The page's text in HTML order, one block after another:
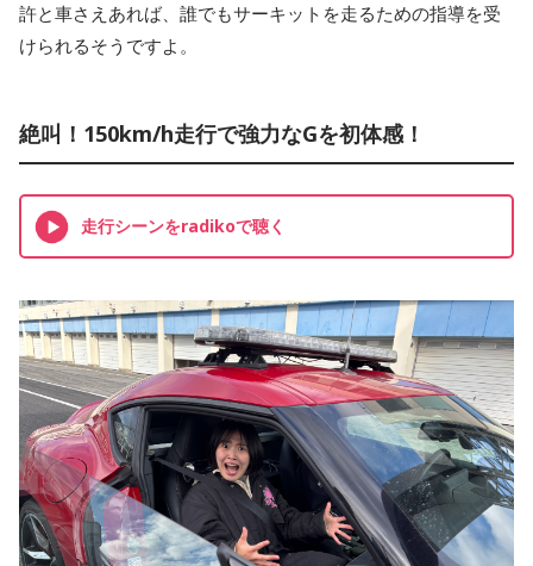
許と車さえあれば、誰でもサーキットを走るための指導を受
けられるそうですよ。
絶叫！150km/h走行で強力なGを初体感！
走行シーンをradikoで聴く